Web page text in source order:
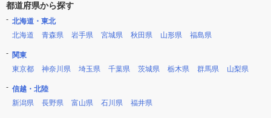
都道府県から探す
北海道・東北
北海道
青森県 岩手県 宮城県 秋田県 山形県 福島県
関東
東京都
神奈川県 埼玉県 千葉県 茨城県 栃木県 群馬県 山梨県
信越・北陸
新潟県
長野県 富山県 石川県 福井県